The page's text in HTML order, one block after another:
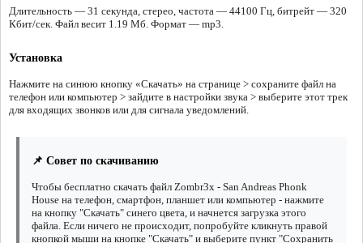
Длительность — 31 секунда, стерео, частота — 44100 Гц, битрейт — 320
Кбит/сек. Файл весит 1.19 Мб. Формат — mp3.
Установка
Нажмите на синюю кнопку «Скачать» на странице > сохраните файл на
телефон или компьютер > зайдите в настройки звука > выберите этот трек
для входящих звонков или для сигнала уведомлений.
📌 Совет по скачиванию
Чтобы бесплатно скачать файл Zombr3x - San Andreas Phonk
House на телефон, смартфон, планшет или компьютер - нажмите
на кнопку "Скачать" синего цвета, и начнется загрузка этого
файла. Если ничего не происходит, попробуйте кликнуть правой
кнопкой мыши на кнопке "Скачать" и выберите пункт "Сохранить